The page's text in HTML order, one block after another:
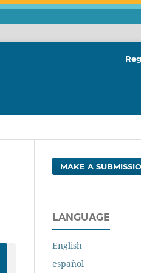
MAKE A
LANGUAGE
English
español